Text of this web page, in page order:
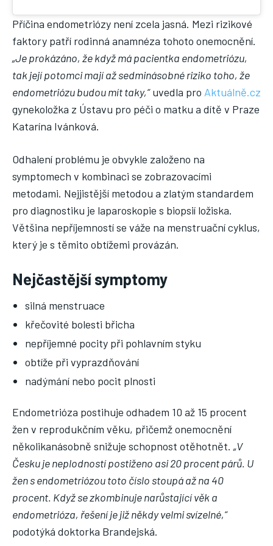
Příčina endometriózy není zcela jasná. Mezi rizikové
faktory patří rodinná anamnéza tohoto onemocnění.
„Je prokázáno, že když má pacientka endometriózu,
tak její potomci mají až sedminásobné riziko toho, že
endometriózu budou mít taky,“uvedla pro Aktuálně.cz
gynekoložka z Ústavu pro péči o matku a dítě v Praze
Katarína Ivánková.
Odhalení problému je obvykle založeno na
symptomech v kombinaci se zobrazovacími
metodami. Nejjistější metodou a zlatým standardem
pro diagnostiku je laparoskopie s biopsií ložiska.
Většina nepříjemností se váže na menstruační cyklus,
který je s těmito obtížemi provázán.
Nejčastější symptomy
silná menstruace
křečovité bolesti břicha
nepříjemné pocity při pohlavním styku
obtíže při vyprazdňování
nadýmání nebo pocit plnosti
Endometrióza postihuje odhadem 10 až 15 procent
žen v reprodukčním věku, přičemž onemocnění
několikanásobně snižuje schopnost otěhotnět. „V
Česku je neplodností postiženo asi 20 procent párů. U
žen s endometriózou toto číslo stoupá až na 40
procent. Když se zkombinuje narůstající věk a
endometrióza, řešení je již někdy velmi svízelné,“
podotýká doktorka Brandejská.